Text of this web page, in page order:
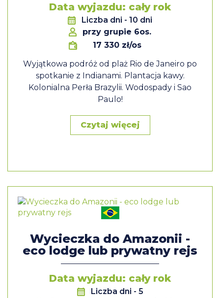
Data wyjazdu: cały rok
Liczba dni - 10 dni
przy grupie 6os.
17 330 zł/os
Wyjątkowa podróż od plaż Rio de Janeiro po
spotkanie z Indianami. Plantacja kawy.
Kolonialna Perła Brazylii. Wodospady i Sao
Paulo!
Czytaj więcej
Wycieczka do Amazonii -
eco lodge lub prywatny rejs
Data wyjazdu: cały rok
Liczba dni - 5